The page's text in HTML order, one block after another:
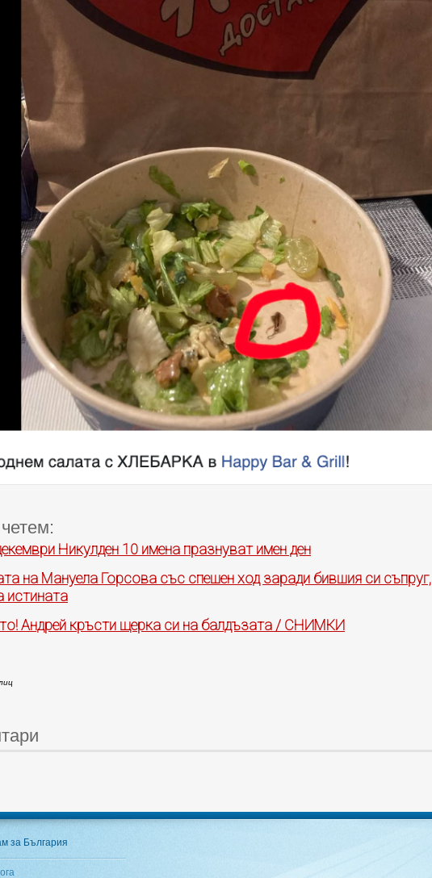
Никулден 10 имена празнуват имен ден
на Мануела Горсова със спешен ход заради бившия си съпруг,
истината
Андрей кръсти щерка си на балдъзата / СНИМКИ
за България